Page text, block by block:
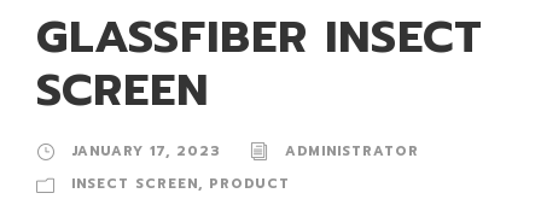
GLASSFIBER INSECT
SCREEN
JANUARY 17, 2023
ADMINISTRATOR
INSECT SCREEN, PRODUCT